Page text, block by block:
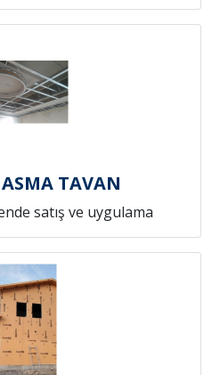
TAVAN
satış ve uygulama